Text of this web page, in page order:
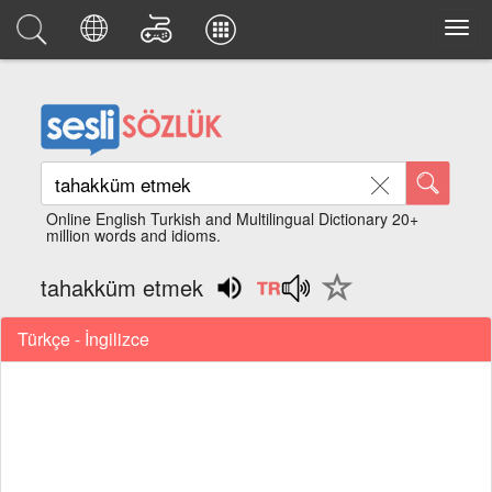
Online English Turkish and Multilingual Dictionary 20+
million words and idioms.
tahakküm etmek
Türkçe - İngilizce